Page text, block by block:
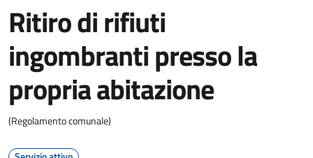
Ritiro di rifiuti
ingombranti presso la
propria abitazione
(Regolamento comunale)